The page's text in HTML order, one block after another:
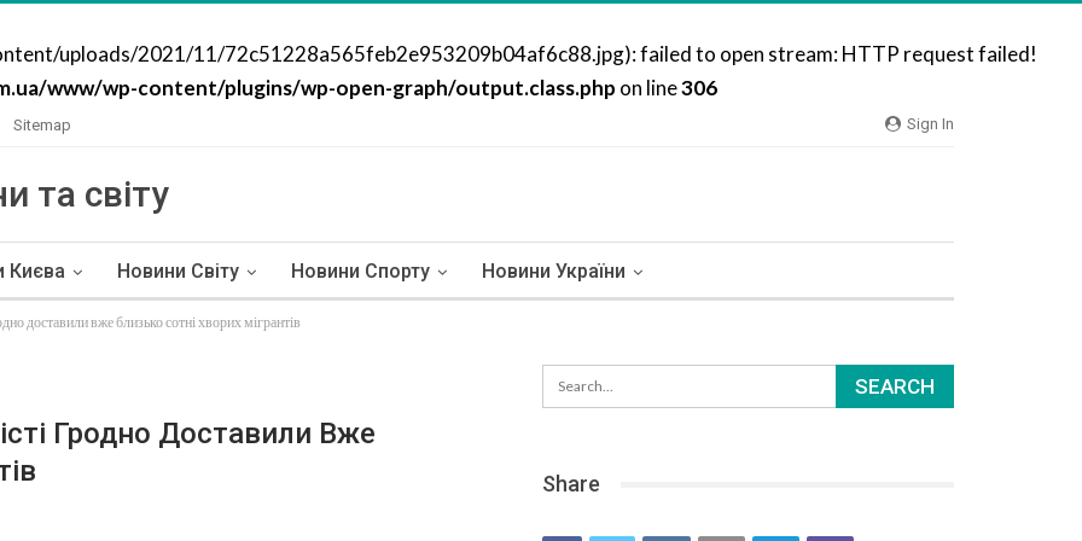
uploads/2021/11/72c51228a565feb2e953209b04af6c88.jpg): failed to open stream: HTTP request failed!
www/wp-content/plugins/wp-open-graph/output.class.php on line306
Sign In
Sitemap
та світу
Києва Новини Світу Новини Спорту Новини України
доставили вже близько сотні хворих мігрантів
Гродно Доставили Вже
Share